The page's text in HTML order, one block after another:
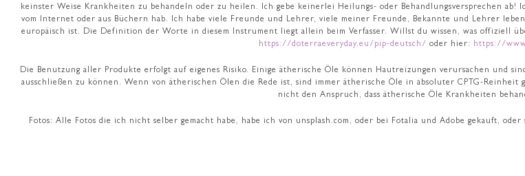
keinster Weise Krankheiten zu behandeln oder zu heilen. Ich gebe keinerlei Heilungs- oder Behandlungsversprechen
vom Internet oder aus Büchern hab. Ich habe viele Freunde und Lehrer, viele meiner Freunde, Bekannte und Lehrer
europäisch ist. Die Definition der Worte in diesem Instrument liegt allein beim Verfasser. Willst du wissen, was offiziell
https://doterraeveryday.eu/pip-deutsch/ oder hier: https://
Die Benutzung aller Produkte erfolgt auf eigenes Risiko. Einige ätherische Öle können Hautreizungen verursachen und
ausschließen zu können. Wenn von ätherischen Ölen die Rede ist, sind immer ätherische Öle in absoluter CPTG-
nicht den Anspruch, dass ätherische Öle Krankheiten
Fotos: Alle Fotos die ich nicht selber gemacht habe, habe ich von unsplash.com, oder bei Fotalia und Adobe gekauft,